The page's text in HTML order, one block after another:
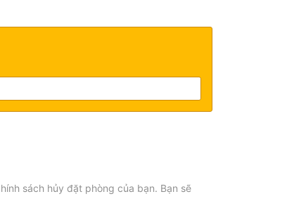
sách hủy đặt phòng của bạn. Bạn sẽ